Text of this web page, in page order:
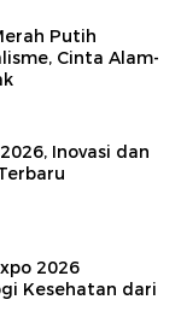
Putih
Cinta Alam-
Inovasi dan
2026
Kesehatan dari